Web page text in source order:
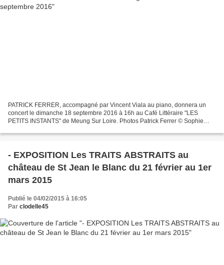
PATRICK FERRER, accompagné par Vincent Viala au piano, donnera un
concert le dimanche 18 septembre 2016 à 16h au Café Littéraire "LES
PETITS INSTANTS" de Meung Sur Loire. Photos Patrick Ferrer © Sophie
- EXPOSITION Les TRAITS ABSTRAITS au
château de St Jean le Blanc du 21 février au 1er
mars 2015
Publié le 04/02/2015 à 16:05
Par clodelle45